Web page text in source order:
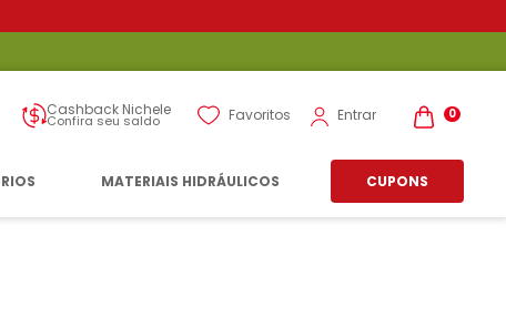
Cashback Nichele
Confira seu saldo Favoritos Entrar 0
MATERIAIS HIDRÁULICOS CUPONS